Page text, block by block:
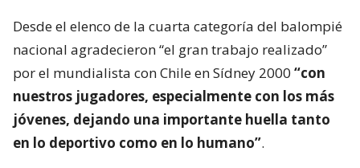
Desde el elenco de la cuarta categoría del balompié
nacional agradecieron “el gran trabajo realizado”
por el mundialista con Chile en Sídney 2000 “con
nuestros jugadores, especialmente con los más
jóvenes, dejando una importante huella tanto
en lo deportivo como en lo humano”.